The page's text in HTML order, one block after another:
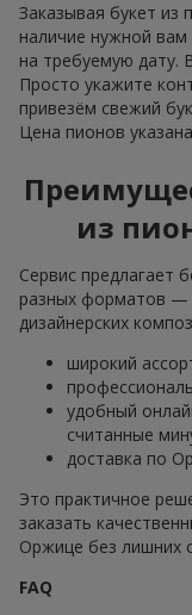
Заказывая букет из
наличие нужной
на требуемую дату.
Просто укажите
привезём свежий
Цена пионов
из
Сервис предлагает
разных форматов —
дизайнерских
широкий
удобный
считанные
доставка по
Это практичное
заказать
Оржице без лишних
FAQ